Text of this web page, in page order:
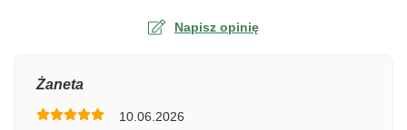
Napisz opinię
Żaneta
10.06.2026